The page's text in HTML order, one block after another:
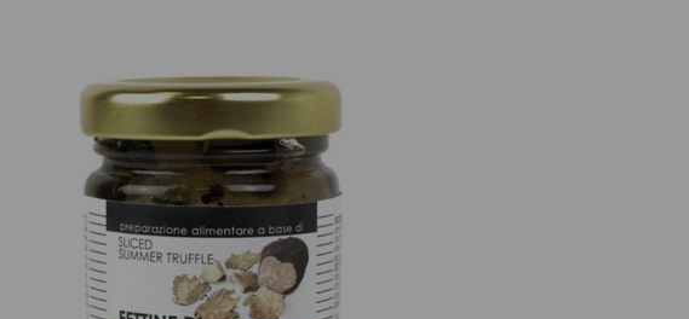
ori di langa -
tartufo d'estate
a fettine